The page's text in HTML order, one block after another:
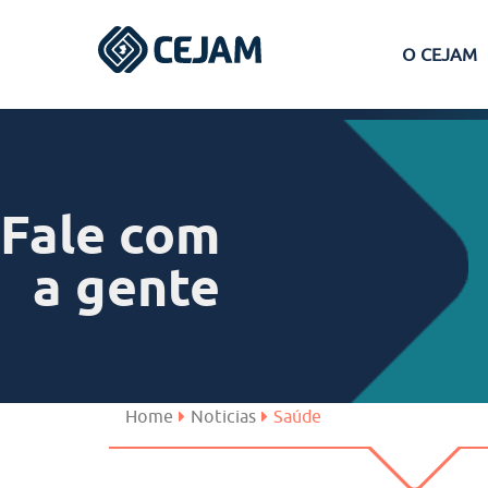
O CEJAM
Ferraz de Vasconcelos
São José dos Campos
Fale com
a gente
Home Noticias Saúde